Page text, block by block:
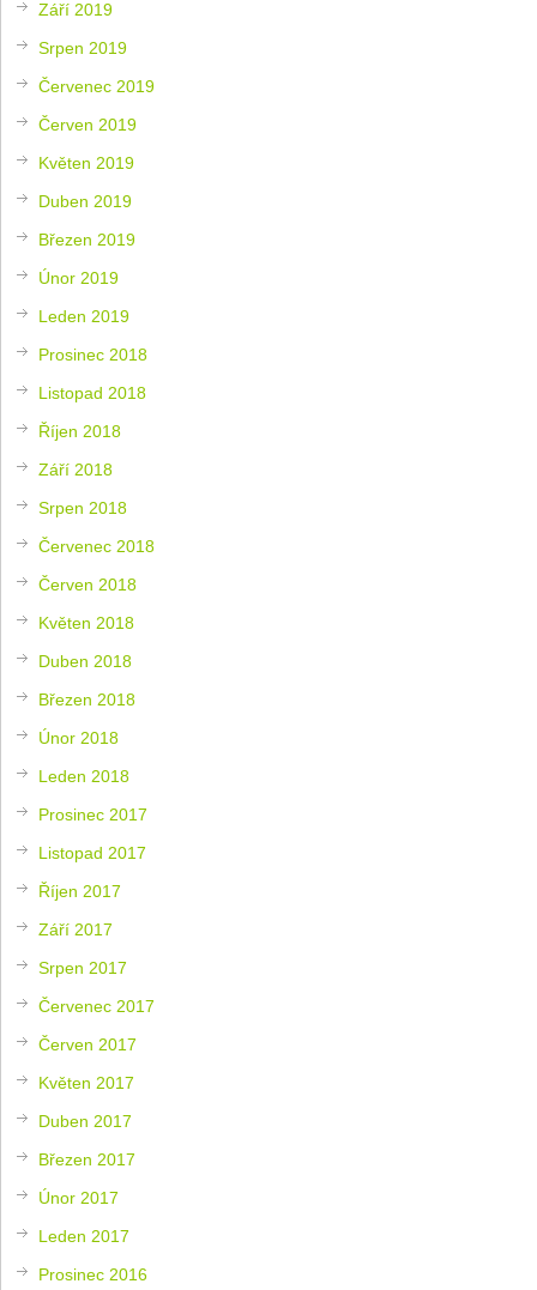
Září 2019
Srpen 2019
Červenec 2019
Červen 2019
Květen 2019
Duben 2019
Březen 2019
Únor 2019
Leden 2019
Prosinec 2018
Listopad 2018
Říjen 2018
Září 2018
Srpen 2018
Červenec 2018
Červen 2018
Květen 2018
Duben 2018
Březen 2018
Únor 2018
Leden 2018
Prosinec 2017
Listopad 2017
Říjen 2017
Září 2017
Srpen 2017
Červenec 2017
Červen 2017
Květen 2017
Duben 2017
Březen 2017
Únor 2017
Leden 2017
Prosinec 2016